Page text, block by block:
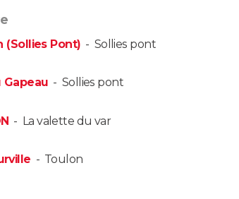
(Sollies Pont) - Sollies pont
Gapeau - Sollies pont
- La valette du var
- Toulon